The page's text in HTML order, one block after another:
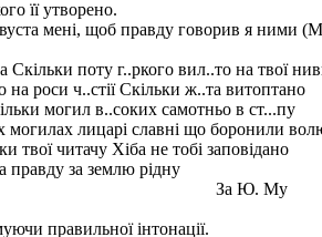
її утворено.
мені, щоб правду говорив я ними
Скільки поту г..ркого вил..то на твої
на роси ч..стії Скільки ж..та витоптано
могил в..соких самотньо в ст...пу
могилах лицарі славні що боронили
твої читачу Хіба не тобі заповідано
правду за землю рідну
Ю. Му
правильної інтонації.